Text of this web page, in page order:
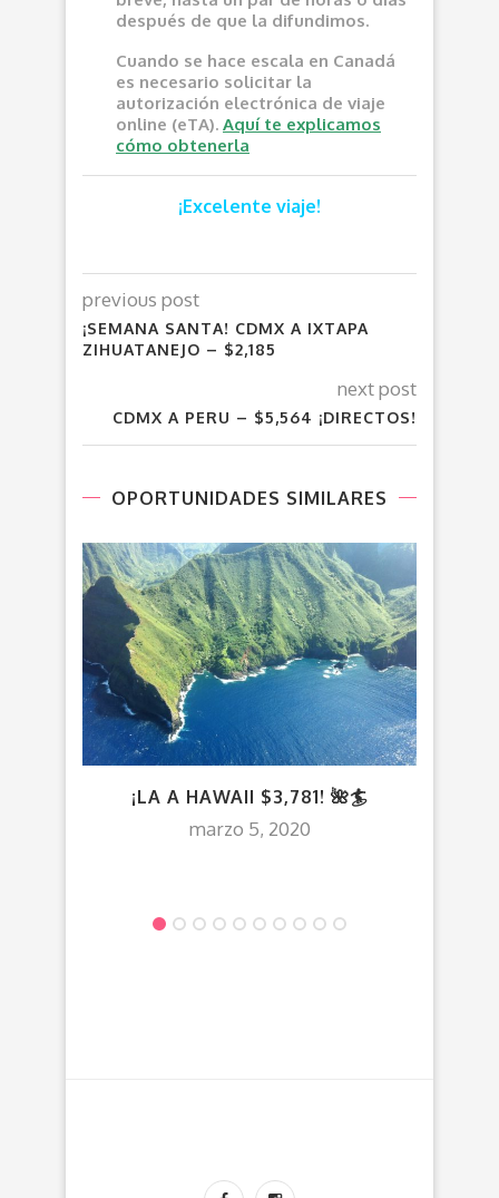
después de que la difundimos.
Cuando se hace escala en Canadá
es necesario solicitar la
autorización electrónica de viaje
online (eTA). Aquí te explicamos
cómo obtenerla
¡Excelente viaje!
previous post
¡SEMANA SANTA! CDMX A IXTAPA
ZIHUATANEJO – $2,185
next post
CDMX A PERU – $5,564 ¡DIRECTOS!
OPORTUNIDADES SIMILARES
¡LA A HAWAII $3,781! 🌺🏄
marzo 5, 2020